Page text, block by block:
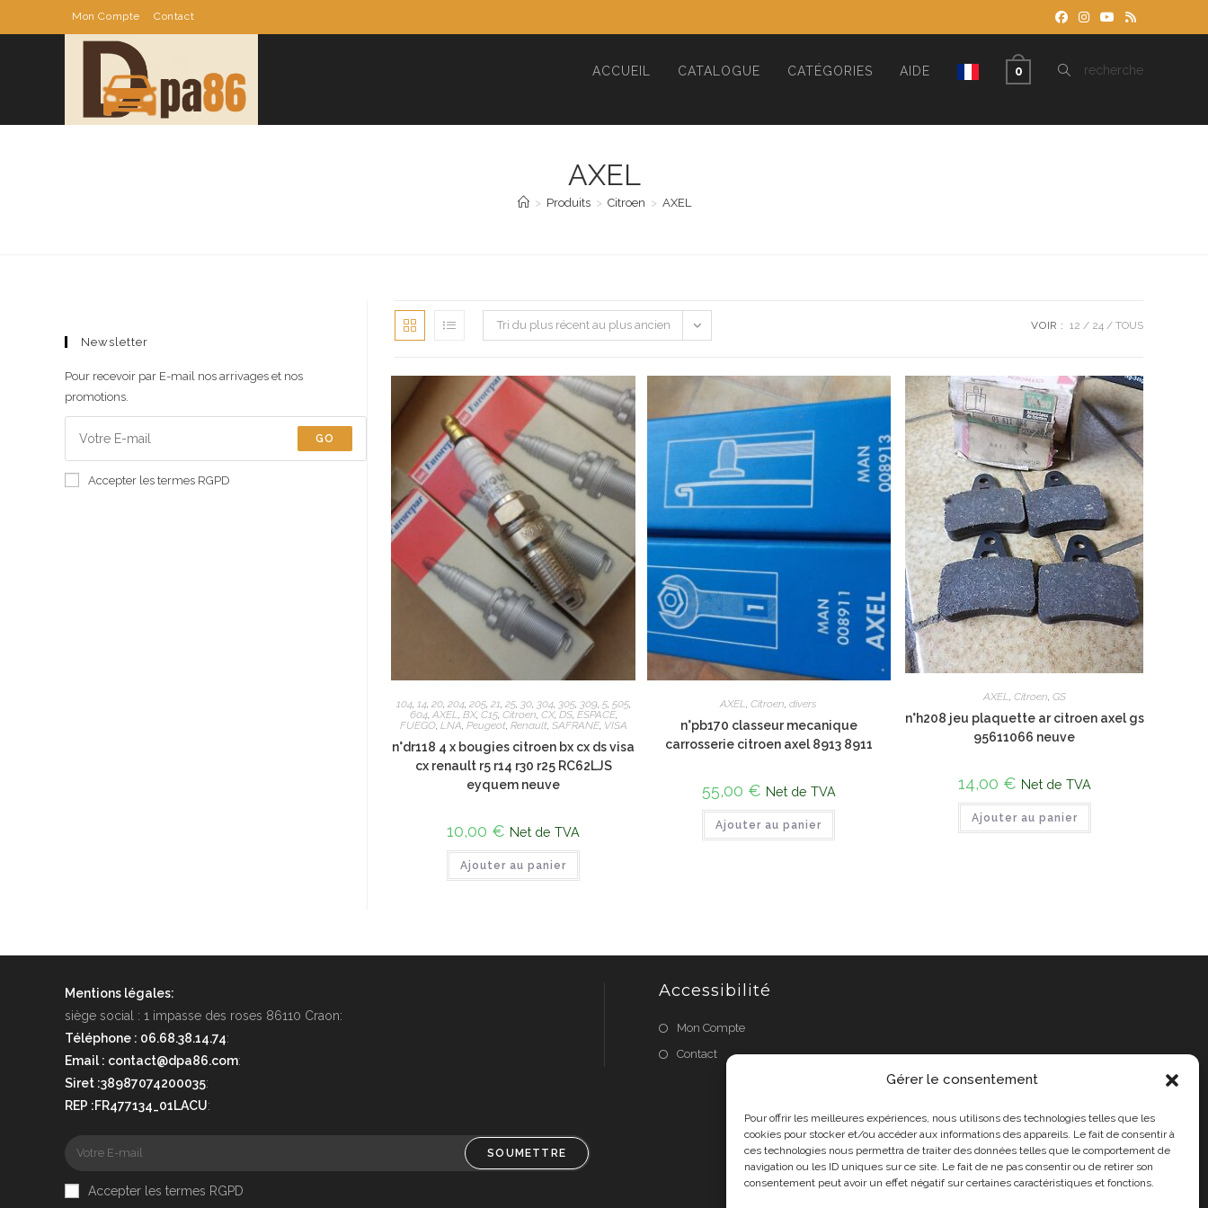
Gérer le consentement
Pour offrir les meilleures expériences, nous utilisons des technologies telles que les
cookies pour stocker et/ou accéder aux informations des appareils. Le fait de consentir à
ces technologies nous permettra de traiter des données telles que le comportement de
navigation ou les ID uniques sur ce site. Le fait de ne pas consentir ou de retirer son
consentement peut avoir un effet négatif sur certaines caractéristiques et fonctions.
to
Mon Compte Contact
recherche
ACCUEIL CATALOGUE CATÉGORIES AIDE 0 TOGGLE
AXEL
> Produits > Citroen > AXEL
Tri du plus récent au plus ancien VOIR : 12 24 TOUS
104, 14, 20, 204, 205, 21, 25, 30, 304, 305, 309, 5, 505,
604, AXEL, BX, C15, Citroen, CX, DS, ESPACE,
FUEGO, LNA, Peugeot, Renault, SAFRANE, VISA
n°dr118 4 x bougies citroen bx cx ds visa
cx renault r5 r14 r30 r25 RC62LJS
eyquem neuve
10,00 € Net de TVA
Ajouter au panier
AXEL,Citroen,divers
n°pb170 classeur mecanique
carrosserie citroen axel 8913 8911
55,00 € Net de TVA
Ajouter au panier
AXEL, Citroen, GS
n°h208 jeu plaquette ar citroen axel gs
95611066 neuve
14,00 € Net de TVA
Ajouter au panier
Newsletter
Pour recevoir par E-mail nos arrivages et nos
promotions.
GO
Accepter les termes RGPD
Mentions légales:
siège social : 1 impasse des roses 86110 Craon:
Téléphone : 06.68.38.14.74:
Email : contact@dpa86.com:
Siret :38987074200035:
REP :FR477134_01LACU:
SOUMETTRE
Accepter les termes RGPD
Accessibilité
Mon Compte
Contact